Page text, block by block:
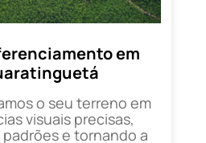
em
o seu terreno em
visuais precisas,
e tornando a